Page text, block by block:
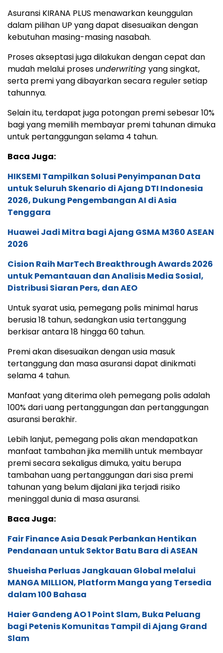
Asuransi KIRANA PLUS menawarkan keunggulan
dalam pilihan UP yang dapat disesuaikan dengan
kebutuhan masing-masing nasabah.
Proses akseptasi juga dilakukan dengan cepat dan
mudah melalui proses underwriting yang singkat,
serta premi yang dibayarkan secara reguler setiap
tahunnya.
Selain itu, terdapat juga potongan premi sebesar 10%
bagi yang memilih membayar premi tahunan dimuka
untuk pertanggungan selama 4 tahun.
Baca Juga:
HIKSEMI Tampilkan Solusi Penyimpanan Data
untuk Seluruh Skenario di Ajang DTI Indonesia
2026, Dukung Pengembangan AI di Asia
Tenggara
Huawei Jadi Mitra bagi Ajang GSMA M360 ASEAN
2026
Cision Raih MarTech Breakthrough Awards 2026
untuk Pemantauan dan Analisis Media Sosial,
Distribusi Siaran Pers, dan AEO
Untuk syarat usia, pemegang polis minimal harus
berusia 18 tahun, sedangkan usia tertanggung
berkisar antara 18 hingga 60 tahun.
Premi akan disesuaikan dengan usia masuk
tertanggung dan masa asuransi dapat dinikmati
selama 4 tahun.
Manfaat yang diterima oleh pemegang polis adalah
100% dari uang pertanggungan dan pertanggungan
asuransi berakhir.
Lebih lanjut, pemegang polis akan mendapatkan
manfaat tambahan jika memilih untuk membayar
premi secara sekaligus dimuka, yaitu berupa
tambahan uang pertanggungan dari sisa premi
tahunan yang belum dijalani jika terjadi risiko
meninggal dunia di masa asuransi.
Baca Juga:
Fair Finance Asia Desak Perbankan Hentikan
Pendanaan untuk Sektor Batu Bara di ASEAN
Shueisha Perluas Jangkauan Global melalui
MANGA MILLION, Platform Manga yang Tersedia
dalam 100 Bahasa
Haier Gandeng AO 1 Point Slam, Buka Peluang
bagi Petenis Komunitas Tampil di Ajang Grand
Slam